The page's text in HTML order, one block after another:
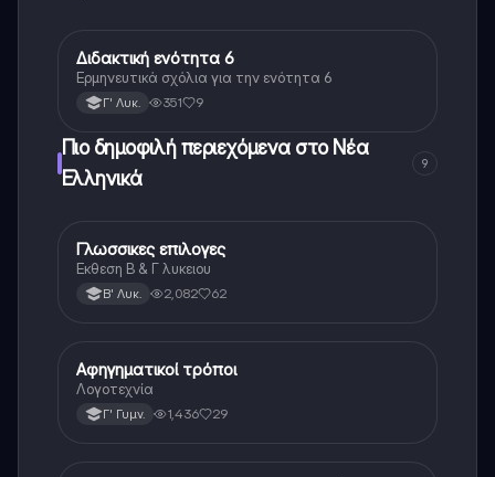
Αρχαία Ελληνικά (Ανθρ.)
Διδακτική ενότητα 6
Ερμηνευτικά σχόλια για την ενότητα 6
Γ' Λυκ. 351 9
Πιο δημοφιλή περιεχόμενα στο Νέα
Ελληνικά
9
Νέα Ελληνικά
Γλωσσικες επιλογες
Εκθεση Β & Γ λυκειου
Β' Λυκ. 2,082 62
Νέα Ελληνικά
Αφηγηματικοί τρόποι
Λογοτεχνία
Γ' Γυμν. 1,436 29